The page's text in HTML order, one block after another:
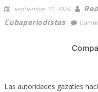
septiembre 21, 2024
Cubaperiodistas
Las autoridades gazatíes